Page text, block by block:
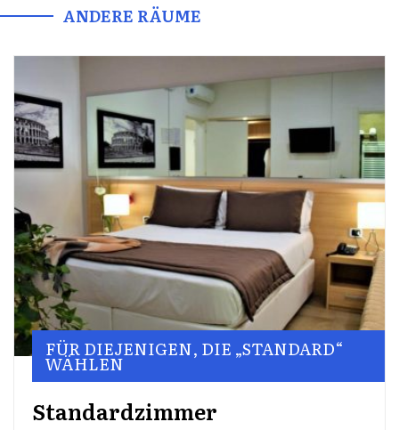
ANDERE RÄUME
Standardzimmer
FÜR DIEJENIGEN, DIE „STANDARD“
WÄHLEN